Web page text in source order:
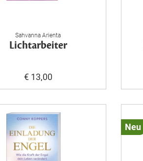
Sahvanna Arienta
Lichtarbeiter
€ 13,00
Neu